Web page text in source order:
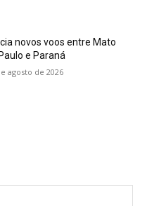
novos voos entre Mato
e Paraná
agosto de 2026